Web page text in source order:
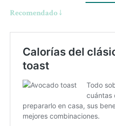
Recomendado ↓